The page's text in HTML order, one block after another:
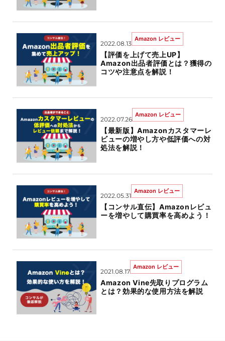
2022.08.13
Amazon レビュー
【評価を上げて売上UP】
Amazon出品者評価とは？獲得の
コツや注意点を解説！
2022.07.26
Amazon レビュー
【最新版】Amazonカスタマーレ
ビューの増やし方や低評価への対
処法を解説！
2022.05.31
Amazon レビュー
【コンサル直伝】Amazonレビュ
ーを増やして購買率を高めよう！
2021.08.17
Amazon レビュー
Amazon Vine先取りプログラム
とは？効果的な使用方法を解説